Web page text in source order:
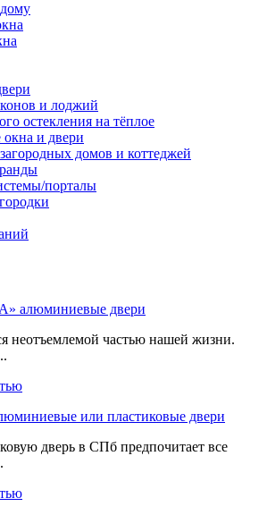
и лоджий
остекления на тёплое
и двери
домов и коттеджей
порталы
алюминиевые двери
неотъемлемой частью нашей жизни.
или пластиковые двери
дверь в СПб предпочитает все